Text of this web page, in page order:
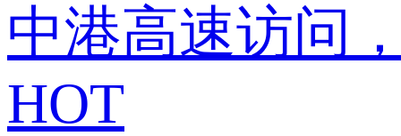
中港高速访问
HOT